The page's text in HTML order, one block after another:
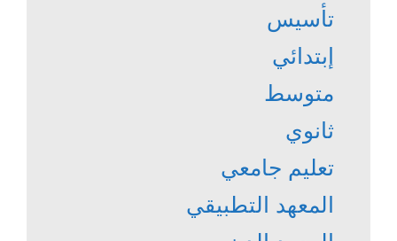
تأسيس
إبتدائي
متوسط
ثانوي
تعليم جامعي
المعهد التطبيقي